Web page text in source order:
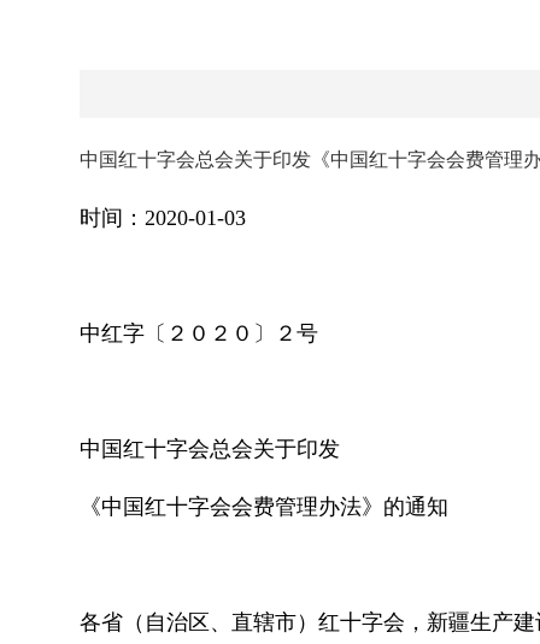
中国红十字会总会关于印发《中国红十字会会费管理
时间：2020-01-03
中红字〔２０２０〕２号
中国红十字会总会关于印发
《中国红十字会会费管理办法》的通知
各省（自治区、直辖市）红十字会，新疆生产